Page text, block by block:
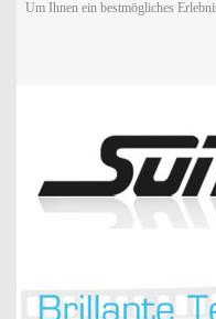
Um Ihnen ein bestmögliches